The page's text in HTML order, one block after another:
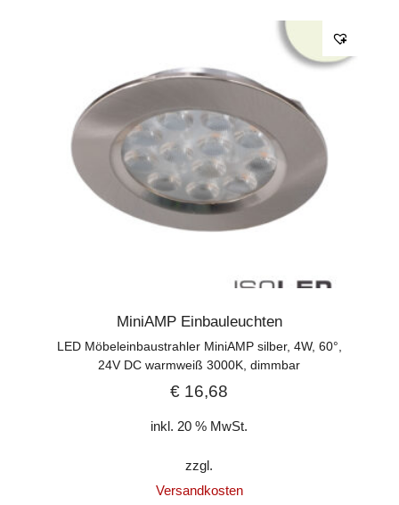
MiniAMP Einbauleuchten
LED Möbeleinbaustrahler MiniAMP silber, 4W, 60°,
24V DC warmweiß 3000K, dimmbar
€ 16,68
inkl. 20 % MwSt.
zzgl.
Versandkosten